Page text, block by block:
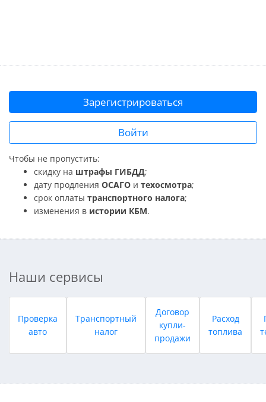
Зарегистрироваться
Войти
Чтобы не пропустить:
скидку на штрафы ГИБДД;
дату продления ОСАГО и техосмотра;
срок оплаты транспортного налога;
изменения в истории КБМ.
Наши сервисы
Проверка
авто
Транспортный
налог
Договор
купли-
продажи
Расход
топлива